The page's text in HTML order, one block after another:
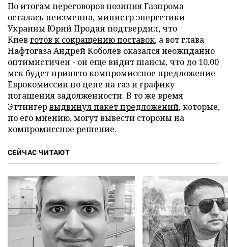
По итогам переговоров позиция Газпрома
осталась неизменна, министр энергетики
Украины Юрий Продан подтвердил, что
Киев готов к сокращению поставок, а вот глава
Нафтогаза Андрей Коболев оказался неожиданно
оптимистичен - он еще видит шансы, что до 10.00
мск будет принято компромиссное предложение
Еврокомиссии по цене на газ и графику
погашения задолженности. В то же время
Эттингервыдвинул пакет предложений, которые,
по его мнению, могут вывести стороны на
компромиссное решение.
СЕЙЧАС ЧИТАЮТ